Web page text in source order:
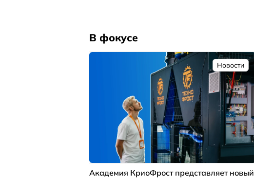
В фокусе
Новости
Академия КриоФрост представляет новый